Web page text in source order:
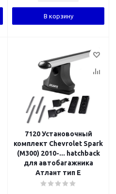
В корзину
7120 Установочный
комплект Chevrolet Spark
(M300) 2010-... hatchback
для автобагажника
Атлант тип E